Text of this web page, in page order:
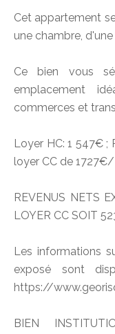
Cet appartement
une chambre,
Ce bien vous
emplacement
commerces et
Loyer HC: 1 547€ ;
loyer CC de
REVENUS NETS
LOYER CC SOIT
Les informations
exposé sont
https://
BIEN